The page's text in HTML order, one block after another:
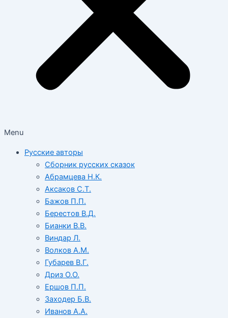
Menu
Русские авторы
Сборник русских сказок
Абрамцева Н.К.
Аксаков С.Т.
Бажов П.П.
Берестов В.Д.
Бианки В.В.
Виндар Л.
Волков А.М.
Губарев В.Г.
Дриз О.О.
Ершов П.П.
Заходер Б.В.
Иванов А.А.